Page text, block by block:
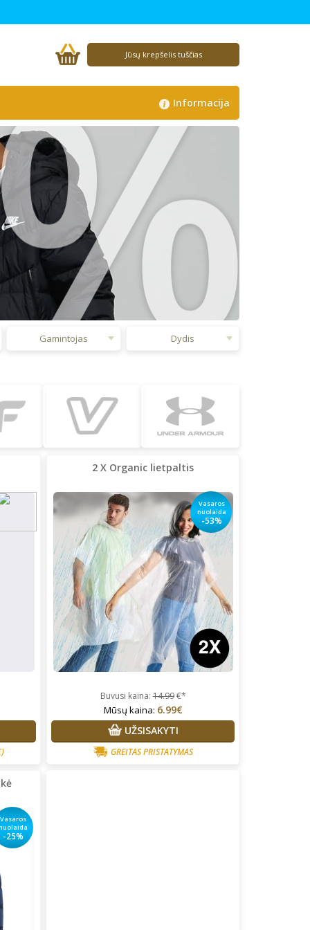
Jūsų krepšelis tuščias
Informacija
%
Gamintojas Dydis
2 X Organic lietpaltis
Vasaros
nuolaida
-53%
Buvusi kaina:14.99€*
Mūsų kaina: 6.99€
UŽSISAKYTI
GREITAS PRISTATYMAS
Vasaros
-25%